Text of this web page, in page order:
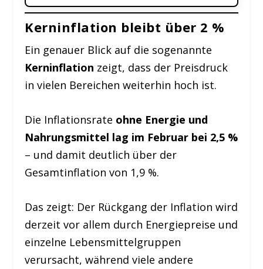
Kerninflation bleibt über 2 %
Ein genauer Blick auf die sogenannte
Kerninflation zeigt, dass der Preisdruck
in vielen Bereichen weiterhin hoch ist.
Die Inflationsrate ohne Energie und
Nahrungsmittel lag im Februar bei 2,5 %
– und damit deutlich über der
Gesamtinflation von 1,9 %.
Das zeigt: Der Rückgang der Inflation wird
derzeit vor allem durch Energiepreise und
einzelne Lebensmittelgruppen
verursacht, während viele andere